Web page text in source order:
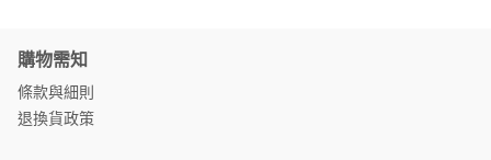
購物需知
條款與細則
退換貨政策